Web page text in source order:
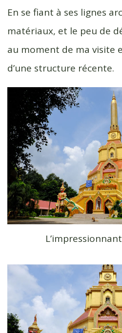
En se fiant à ses lignes
matériaux, et le peu de
au moment de ma visite
d’une structure récente.